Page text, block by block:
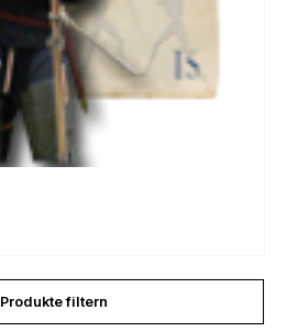
Produkte filtern